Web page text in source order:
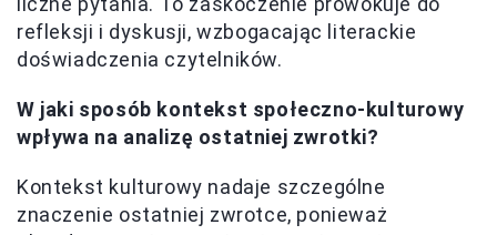
refleksji i dyskusji, wzbogacając literackie
doświadczenia czytelników.
W jaki sposób kontekst społeczno-kulturowy
wpływa na analizę ostatniej zwrotki?
Kontekst kulturowy nadaje szczególne
znaczenie ostatniej zwrotce, ponieważ